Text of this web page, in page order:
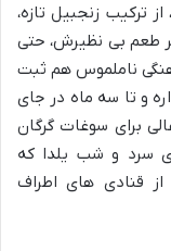
ترکیب زنجبیل تازه،
طعم بی نظیرش، حتی
ناملموس هم ثبت
و تا سه ماه در جای
برای سوغات گرگان
سرد و شب یلدا که
قنادی های اطراف